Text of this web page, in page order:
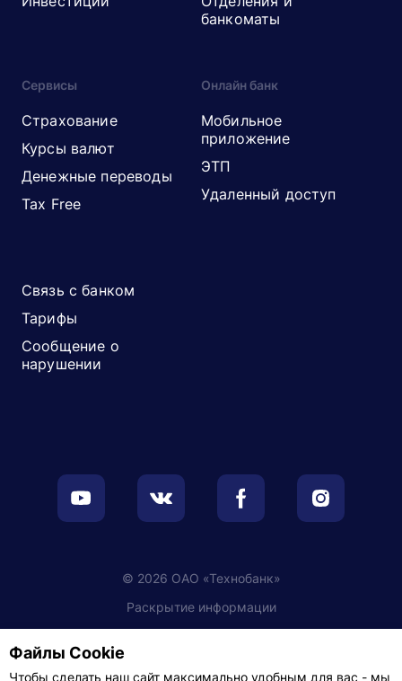
банкоматы
Сервисы
Страхование
Курсы валют
Денежные переводы
Tax Free
Онлайн банк
Мобильное
приложение
ЭТП
Удаленный доступ
Связь с банком
Тарифы
Сообщение о
нарушении
© 2026 ОАО «Технобанк»
Раскрытие информации
Файлы Cookie
Чтобы сделать наш сайт максимально удобным для вас - мы